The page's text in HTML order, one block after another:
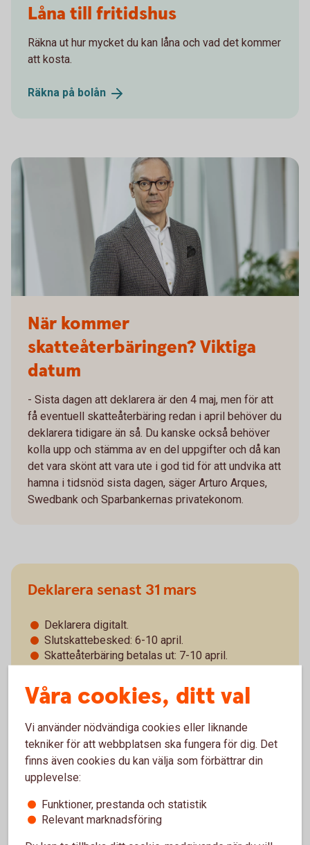
Låna till fritidshus
Räkna ut hur mycket du kan låna och vad det kommer
att kosta.
Räkna på bolån
När kommer
skatteåterbäringen? Viktiga
datum
- Sista dagen att deklarera är den 4 maj, men för att
få eventuell skatteåterbäring redan i april behöver du
deklarera tidigare än så. Du kanske också behöver
kolla upp och stämma av en del uppgifter och då kan
det vara skönt att vara ute i god tid för att undvika att
hamna i tidsnöd sista dagen, säger Arturo Arques,
Swedbank och Sparbankernas privatekonom.
Deklarera senast 31 mars
Deklarera digitalt.
Slutskattebesked: 6-10 april.
Skatteåterbäring betalas ut: 7-10 april.
lägga till något i din deklaration. Du får i detta fall
Deklarera senast 4 maj
Våra cookies, ditt val
Vi använder nödvändiga cookies eller liknande
tekniker för att webbplatsen ska fungera för dig. Det
finns även cookies du kan välja som förbättrar din
upplevelse:
Funktioner, prestanda och statistik
Relevant marknadsföring